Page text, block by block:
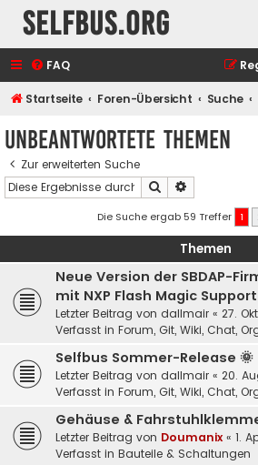
selfbus.org
FAQ
Startseite Foren-Übersicht Suche
Unbeantwortete Themen
Zur erweiterten Suche
Suche
Die Suche ergab 59 Treffer 1
Themen
Neue Version der SBDAP-
mit NXP Flash Magic Support
Letzter Beitrag von dallmair « 27.
Verfasst in Forum, Git, Wiki, Chat,
Selfbus Sommer-Release 🌞
Letzter Beitrag von dallmair « 20.
Verfasst in Forum, Git, Wiki, Chat,
Gehäuse &
Letzter Beitrag von Doumanix « 1.
Verfasst in Bauteile & Schaltungen